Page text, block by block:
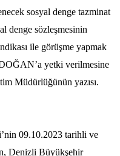
sosyal denge tazminat
denge sözleşmesinin
ile görüşme yapmak
yetki verilmesine
Müdürlüğünün yazısı.
09.10.2023 tarihli ve
Denizli Büyükşehir